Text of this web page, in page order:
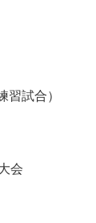
習試合）
会